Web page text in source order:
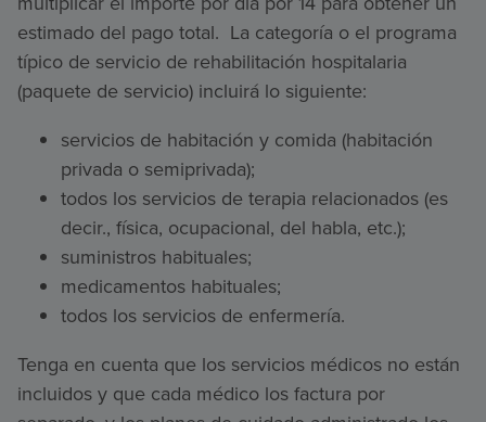
estimado del pago total. La categoría o el programa
típico de servicio de rehabilitación hospitalaria
(paquete de servicio) incluirá lo siguiente:
servicios de habitación y comida (habitación
privada o semiprivada);
todos los servicios de terapia relacionados (es
decir., física, ocupacional, del habla, etc.);
suministros habituales;
medicamentos habituales;
todos los servicios de enfermería.
Tenga en cuenta que los servicios médicos no están
incluidos y que cada médico los factura por